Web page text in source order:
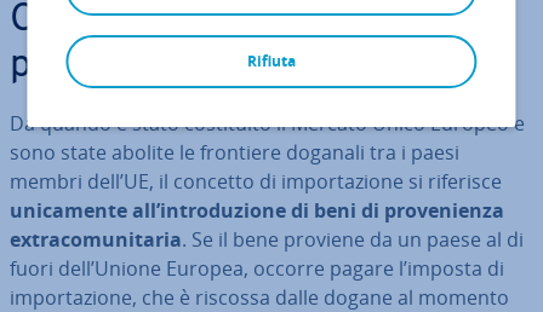
Che cosa si intende per im­
por­ta­zio­ne?
Da quando è stato co­sti­tui­to il Mercato Unico Europeo e
sono state abolite le frontiere doganali tra i paesi
membri dell’UE, il concetto di im­por­ta­zio­ne si riferisce
uni­ca­men­te all’in­tro­du­zio­ne di beni di pro­ve­nien­za
ex­tra­co­mu­ni­ta­ria. Se il bene proviene da un paese al di
fuori dell’Unione Europea, occorre pagare l’imposta di
im­por­ta­zio­ne, che è riscossa dalle dogane al momento
Rifiuta